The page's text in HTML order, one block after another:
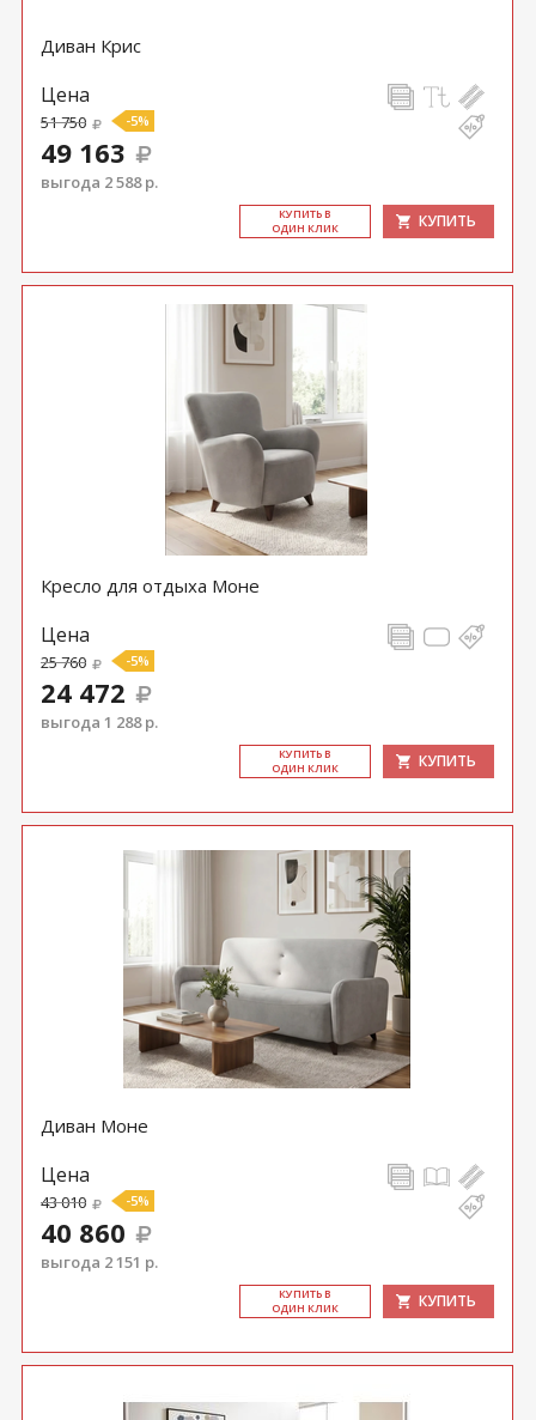
Диван Крис
Цена
51 750 -5%
49 163
выгода 2 588 р.
КУ­ПИТЬ В
ОДИН КЛИК
КУПИТЬ
Кресло для отдыха Моне
Цена
25 760 -5%
24 472
выгода 1 288 р.
КУ­ПИТЬ В
ОДИН КЛИК
КУПИТЬ
Диван Моне
Цена
43 010 -5%
40 860
выгода 2 151 р.
КУ­ПИТЬ В
ОДИН КЛИК
КУПИТЬ